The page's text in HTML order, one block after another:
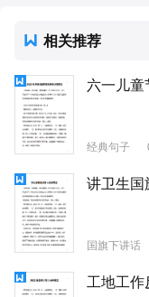
相关推荐
六一儿童
经典句子
讲卫生国
国旗下讲话
工地工作